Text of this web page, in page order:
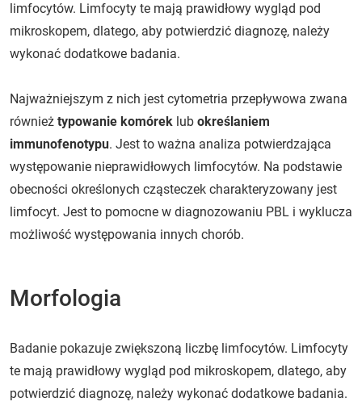
limfocytów. Limfocyty te mają prawidłowy wygląd pod
mikroskopem, dlatego, aby potwierdzić diagnozę, należy
wykonać dodatkowe badania.
Najważniejszym z nich jest cytometria przepływowa zwana
również typowanie komórek lub określaniem
immunofenotypu. Jest to ważna analiza potwierdzająca
występowanie nieprawidłowych limfocytów. Na podstawie
obecności określonych cząsteczek charakteryzowany jest
limfocyt. Jest to pomocne w diagnozowaniu PBL i wyklucza
możliwość występowania innych chorób.
Morfologia
Badanie pokazuje zwiększoną liczbę limfocytów. Limfocyty
te mają prawidłowy wygląd pod mikroskopem, dlatego, aby
potwierdzić diagnozę, należy wykonać dodatkowe badania.